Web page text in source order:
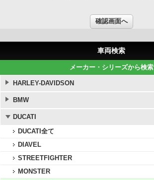
車両検索
メーカー・シリーズから検索
HARLEY-DAVIDSON
BMW
DUCATI
DUCATI全て
DIAVEL
STREETFIGHTER
MONSTER